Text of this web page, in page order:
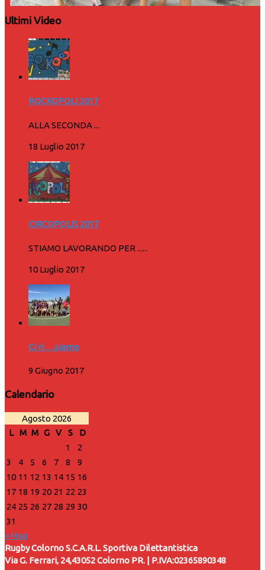
Ultimi Video
ROCKOPOLI 2017
ALLA SECONDA ...
18 Luglio 2017
CIRCOPOLIS 2017
STIAMO LAVORANDO PER ......
10 Luglio 2017
Ci ri….siamo
9 Giugno 2017
Calendario
Agosto 2026
L M M G V S
D
1
2
3
4 5 6 7 8
9
10 11 12 13 14 15 16
17 18 19 20 21 22 23
24 25 26 27 28 29 30
31
« Mag
Rugby Colorno S.C.A.R.L. Sportiva Dilettantistica
Via G. Ferrari, 24,43052 Colorno PR. | P.IVA:02365890348